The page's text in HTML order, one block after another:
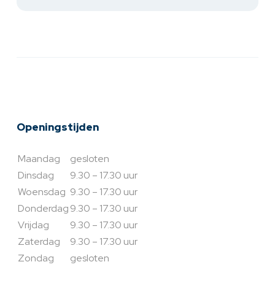
Openingstijden
Maandag
gesloten
Dinsdag
9.30 – 17.30 uur
Woensdag 9.30 – 17.30 uur
Donderdag9.30 – 17.30 uur
Vrijdag
9.30 – 17.30 uur
Zaterdag
9.30 – 17.30 uur
Zondag
gesloten